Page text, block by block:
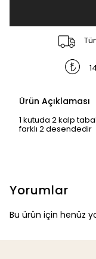
Ürün Açıklaması
1 kutuda 2 kalp
farklı 2 desendedir
Yorumlar
Bu ürün için henüz